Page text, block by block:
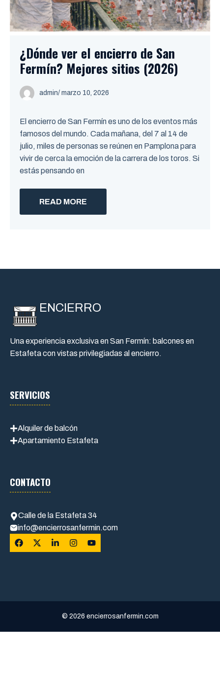
¿Dónde ver el encierro de San
Fermín? Mejores sitios (2026)
admin/ marzo 10, 2026
El encierro de San Fermín es uno de los eventos más
famosos del mundo. Cada mañana, del 7 al 14 de
julio, miles de personas se reúnen en Pamplona para
vivir de cerca la emoción de la carrera de los toros. Si
estás pensando en
READ MORE
ENCIERRO
Una experiencia exclusiva en San Fermín: balcones en
Estafeta con vistas privilegiadas al encierro.
SERVICIOS
Alquiler de balcón
Apartamiento Estafeta
CONTACTO
Calle de la Estafeta 34
info@encierrosanfermin.com
© 2026 encierrosanfermin.com